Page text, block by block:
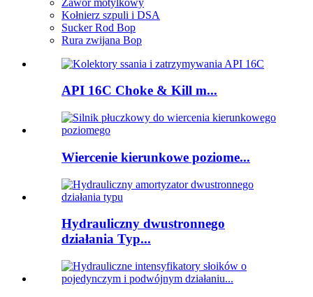
Kołnierz szpuli i DSA
Sucker Rod Bop
Rura zwijana Bop
API 16C Choke & Kill m...
Wiercenie kierunkowe poziome...
Hydrauliczny dwustronnego
działania Typ...